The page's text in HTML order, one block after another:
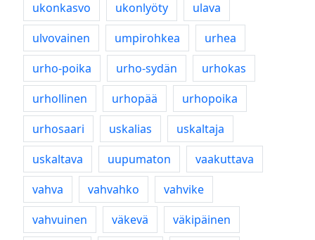
ukonkasvo
ukonlyöty
ulava
ulvovainen
umpirohkea
urhea
urho-poika
urho-sydän
urhokas
urhollinen
urhopää
urhopoika
urhosaari
uskalias
uskaltaja
uskaltava
uupumaton
vaakuttava
vahva
vahvahko
vahvike
vahvuinen
väkevä
väkipäinen